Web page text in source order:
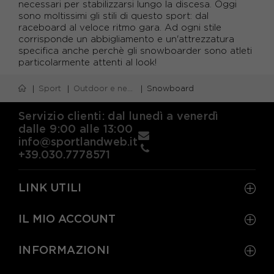
necessari per stabilizzarsi lungo la discesa. Oggi
sono moltissimi gli stili di questo sport: dal
raceboard al veloce ritmo gara. Ad ogni stile
corrisponde un abbigliamento e un'attrezzatura
specifica anche perchè gli snowboarder sono atleti
particolarmente attenti al look!
Sport Outdoor e neve Snowboard
Servizio clienti: dal lunedì a venerdì
dalle 9:00 alle 13:00
info@sportlandweb.it
+39.030.7778571
LINK UTILI
IL MIO ACCOUNT
INFORMAZIONI